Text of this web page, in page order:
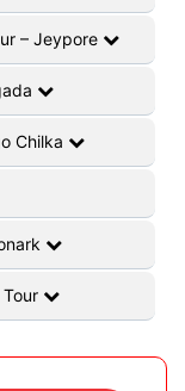
– Jeypore
Chilka